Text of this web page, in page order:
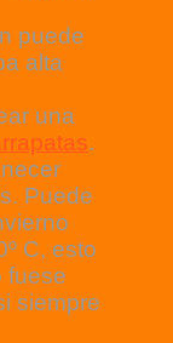
puede
alta
una
.
Puede
C, esto
fuese
siempre